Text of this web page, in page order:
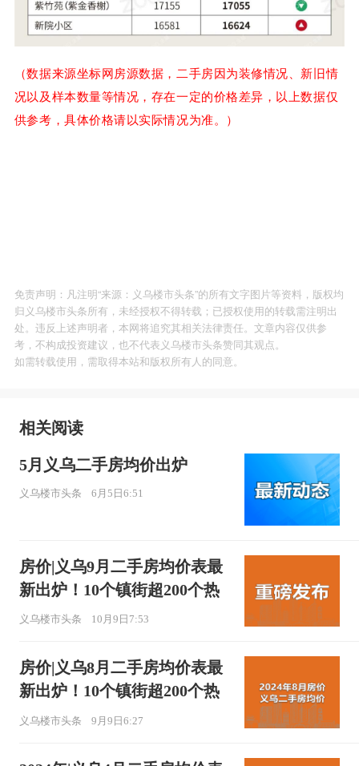
（数据来源坐标网房源数据，二手房因为装修情况、新旧情
况以及样本数量等情况，存在一定的价格差异， 以上数据仅
供参考，具体价格请以实际情况为准。）
免责声明：凡注明“来源：义乌楼市头条”的所有文字图片等资料，版权均
归义乌楼市头条所有，未经授权不得转载；已授权使用的转载需注明出
处。违反上述声明者，本网将追究其相关法律责任。文章内容仅供参
考，不构成投资建议，也不代表义乌楼市头条赞同其观点。
如需转载使用，需取得本站和版权所有人的同意。
相关阅读
5月义乌二手房均价出炉
义乌楼市头条 6月5日6:51
房价|义乌9月二手房均价表最
新出炉！10个镇街超200个热
门小区！
义乌楼市头条 10月9日7:53
房价|义乌8月二手房均价表最
新出炉！10个镇街超200个热
门小区！
义乌楼市头条 9月9日6:27